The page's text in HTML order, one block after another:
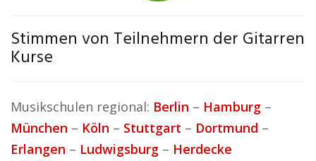
Stimmen von Teilnehmern der Gitarren
Kurse
Musikschulen regional: Berlin – Hamburg –
München – Köln – Stuttgart – Dortmund –
Erlangen – Ludwigsburg – Herdecke